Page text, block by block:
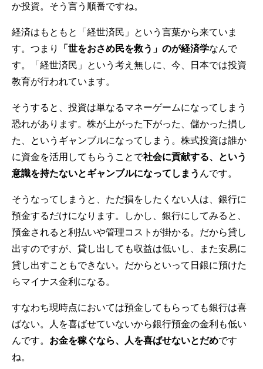
か投資。そう言う順番ですね。
経済はもともと「経世済民」という言葉から来ていま
す。つまり
「世をおさめ民を救う」のが経済学なんで
す。「経世済民」という考え無しに、今、日本では投資
教育が行われています。
そうすると、投資は単なるマネーゲームになってしまう
恐れがあります。株が上がった下がった、儲かった損し
た、というギャンブルになってしまう。株式投資は誰か
に資金を活用してもらうことで社会に貢献する、という
意識を持たないとギャンブルになってしまう んです。
そうなってしまうと、ただ損をしたくない人は、銀行に
預金するだけになります。しかし、銀行にしてみると、
預金されると利払いや管理コストが掛かる。だから貸し
出すのですが、貸し出しても収益は低いし、また安易に
貸し出すこともできない。だからといって日銀に預けた
らマイナス金利になる。
すなわち現時点においては預金してもらっても銀行は喜
ばない。人を喜ばせていないから銀行預金の金利も低い
んです。 お金を稼ぐなら、人を喜ばせないとだめです
ね。